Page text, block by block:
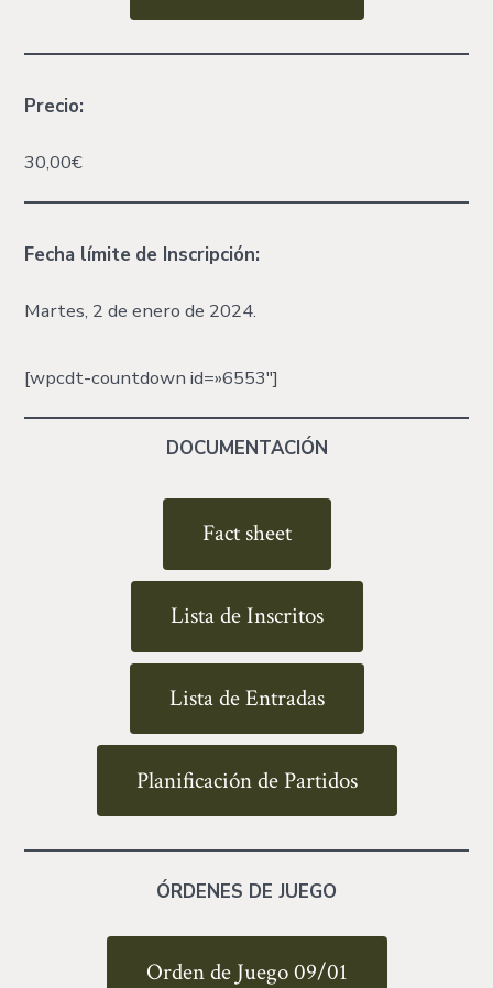
Precio:
30,00€
Fecha límite de Inscripción:
Martes, 2 de enero de 2024.
[wpcdt-countdown id=»6553″]
DOCUMENTACIÓN
Fact sheet
Lista de Inscritos
Lista de Entradas
Planificación de Partidos
ÓRDENES DE JUEGO
Orden de Juego 09/01